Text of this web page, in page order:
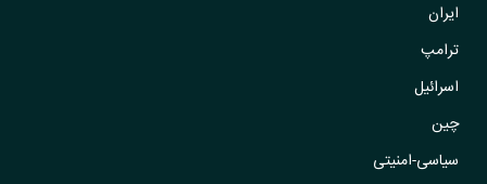
ایران
ترامپ
اسرائیل
چین
سیاسی-امنیتی